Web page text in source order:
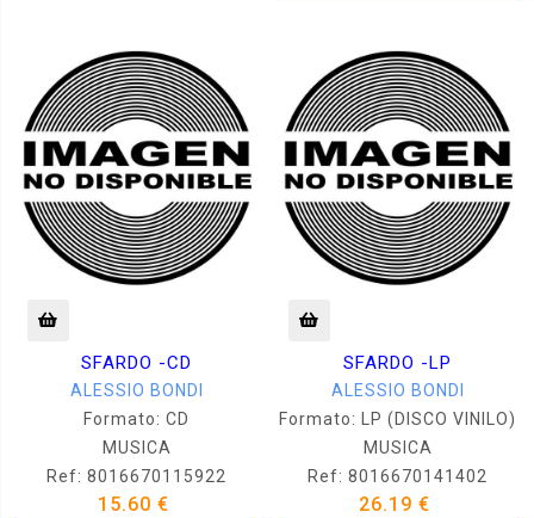
SFARDO -CD
ALESSIO BONDI
Formato: CD
MUSICA
Ref: 8016670115922
15.60 €
SFARDO -LP
ALESSIO BONDI
Formato: LP (DISCO VINILO)
MUSICA
Ref: 8016670141402
26.19 €